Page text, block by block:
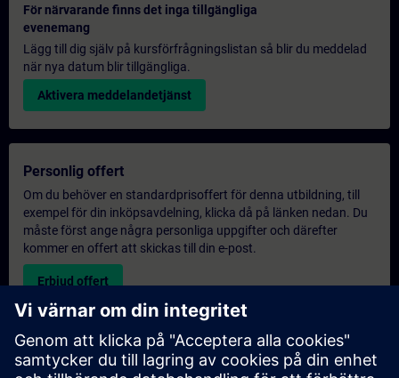
För närvarande finns det inga tillgängliga
evenemang
Lägg till dig själv på kursförfrågningslistan så blir du meddelad
när nya datum blir tillgängliga.
Aktivera meddelandetjänst
Personlig offert
Om du behöver en standardprisoffert för denna utbildning, till
exempel för din inköpsavdelning, klicka då på länken nedan. Du
måste först ange några personliga uppgifter och därefter
kommer en offert att skickas till din e-post.
Erbjud offert
Exklusiv utbildningsförfrågan